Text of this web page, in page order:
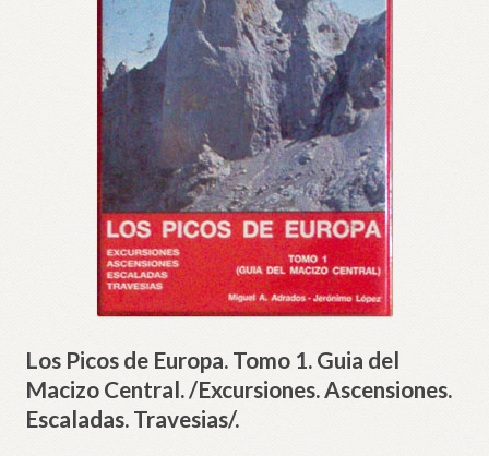
Los Picos de Europa. Tomo 1. Guia del
Macizo Central. /Excursiones. Ascensiones.
Escaladas. Travesias/.